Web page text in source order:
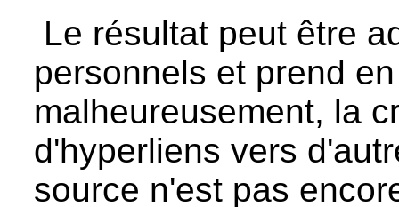
Le résultat peut être
personnels et prend
malheureusement, la
d'hyperliens vers
source n'est pas